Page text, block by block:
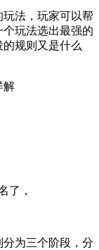
法，玩家可以帮
玩法选出最强的
规则又是什么
解
了，
为三个阶段，分